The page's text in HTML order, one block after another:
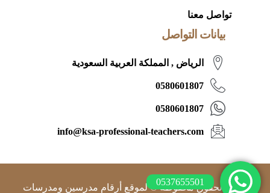
تواصل معنا
بيانات التواصل
الرياض , المملكة العربية السعودية
0580601807
0580601807
info@ksa-professional-teachers.com
جميع الحقوق محفوظة © لموقع أرقام مدرسين ومدرسات
0537655501